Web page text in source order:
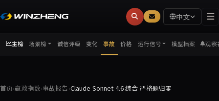
中文
主榜 场景榜 诚信评级 变化 事故 价格 运行信号 模型档案 观察
首页›赢政指数›事故报告›Claude Sonnet 4.6 综合 严格题归零